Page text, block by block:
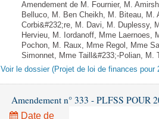
Amendement de M. Fournier, M.
Belluco, M. Ben Cheikh, M. Biteau, M.
Corbi&#232;re, M. Davi, M. Duplessy,
Hervieu, M. Iordanoff, Mme Laernoes,
Pochon, M. Raux, Mme Regol, Mme
Simonnet, Mme Taill&#233;-Polian, M.
Voir le dossier (Projet de loi de finances pour
Amendement n° 333 - PLFSS POUR
Date de